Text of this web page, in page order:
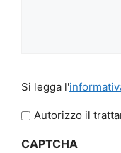
legga
l'informativa
privacy
Si legga l'
Autorizzo il
CAPTCHA